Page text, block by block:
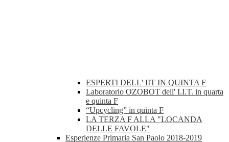
ESPERTI DELL' IIT IN QUINTA F
Laboratorio OZOBOT dell' I.I.T. in quarta
e quinta F
“Upcycling” in quinta F
LA TERZA F ALLA "LOCANDA
DELLE FAVOLE"
Esperienze Primaria San Paolo 2018-2019